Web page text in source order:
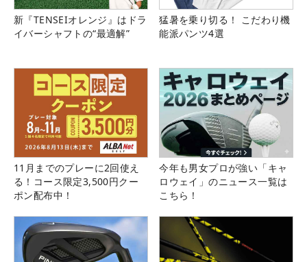
新『TENSEIオレンジ』はドラ
イバーシャフトの“最適解”
猛暑を乗り切る！ こだわり機
能派パンツ4選
11月までのプレーに2回使え
る！コース限定3,500円クー
ポン配布中！
今年も男女プロが強い「キャ
ロウェイ」のニュース一覧は
こちら！